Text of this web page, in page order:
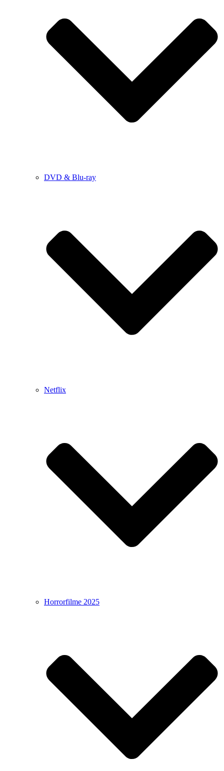
DVD & Blu-ray
Netflix
Horrorfilme 2025